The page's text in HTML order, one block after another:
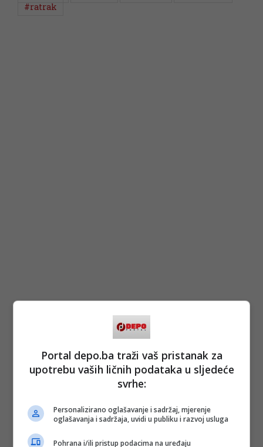
#ratrak
Portal depo.ba traži vaš pristanak za
upotrebu vaših ličnih podataka u sljedeće
svrhe:
Personalizirano oglašavanje i sadržaj, mjerenje
oglašavanja i sadržaja, uvidi u publiku i razvoj usluga
Pohrana i/ili pristup podacima na uređaju